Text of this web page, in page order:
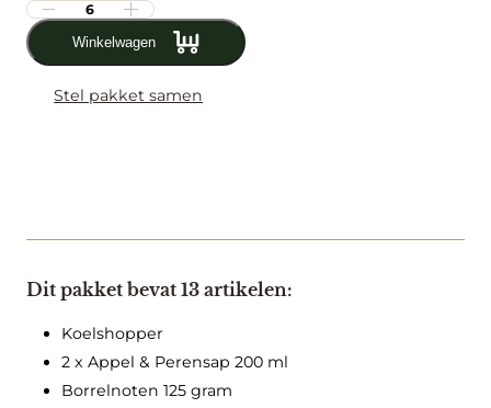
K
e
l
a
Winkelwagen
Stel pakket samen
Beschrijving
Dit pakket bevat 13 artikelen:
Koelshopper
2 x Appel & Perensap 200 ml
Borrelnoten 125 gram